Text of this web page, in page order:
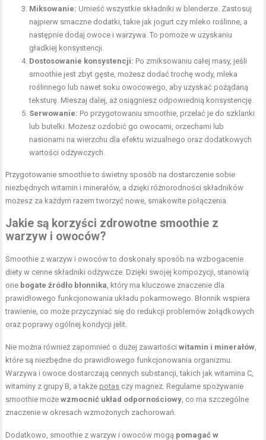
Miksowanie: Umieść wszystkie składniki w blenderze. Zastosuj
najpierw smaczne dodatki, takie jak jogurt czy mleko roślinne, a
następnie dodaj owoce i warzywa. To pomoże w uzyskaniu
gładkiej konsystencji.
Dostosowanie konsystencji: Po zmiksowaniu całej masy, jeśli
smoothie jest zbyt gęste, możesz dodać trochę wody, mleka
roślinnego lub nawet soku owocowego, aby uzyskać pożądaną
teksturę. Mieszaj dalej, aż osiągniesz odpowiednią konsystencję.
Serwowanie: Po przygotowaniu smoothie, przelać je do szklanki
lub butelki. Możesz ozdobić go owocami, orzechami lub
nasionami na wierzchu dla efektu wizualnego oraz dodatkowych
wartości odżywczych.
Przygotowanie smoothie to świetny sposób na dostarczenie sobie
niezbędnych witamin i minerałów, a dzięki różnorodności składników
możesz za każdym razem tworzyć nowe, smakowite połączenia.
Jakie są korzyści zdrowotne smoothie z
warzyw i owoców?
Smoothie z warzyw i owoców to doskonały sposób na wzbogacenie
diety w cenne składniki odżywcze. Dzięki swojej kompozycji, stanowią
one bogate źródło błonnika, który ma kluczowe znaczenie dla
prawidłowego funkcjonowania układu pokarmowego. Błonnik wspiera
trawienie, co może przyczyniać się do redukcji problemów żołądkowych
oraz poprawy ogólnej kondycji jelit.
Nie można również zapomnieć o dużej zawartościwitamin i minerałów,
które są niezbędne do prawidłowego funkcjonowania organizmu.
Warzywa i owoce dostarczają cennych substancji, takich jak witamina C,
witaminy z grupy B, a także potas czy magnez. Regularne spożywanie
smoothie możewzmocnić układ odpornościowy, co ma szczególne
znaczenie w okresach wzmożonych zachorowań.
Dodatkowo, smoothie z warzyw i owoców mogą pomagać w